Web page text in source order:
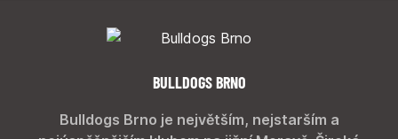
BULLDOGS BRNO
Bulldogs Brno je největším, nejstarším a